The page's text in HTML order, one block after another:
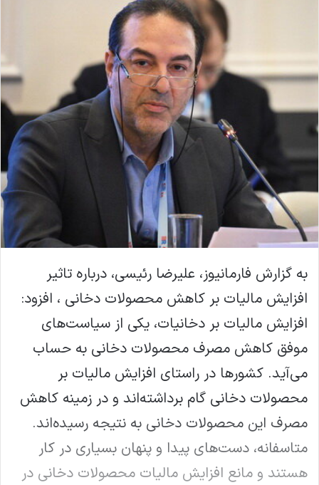
به گزارش فارمانیوز، علیرضا رئیسی، درباره تاثیر
افزایش مالیات بر کاهش محصولات دخانی ، افزود:
افزایش مالیات بر دخانیات، یکی از سیاست‌های
موفق کاهش مصرف محصولات دخانی به حساب
می‌آید. کشورها در راستای افزایش مالیات بر
محصولات دخانی گام برداشته‌اند و در زمینه کاهش
مصرف این محصولات دخانی به نتیجه رسیده‌اند.
متاسفانه، دست‌های پیدا و پنهان بسیاری در کار
هستند و مانع افزایش مالیات محصولات دخانی در